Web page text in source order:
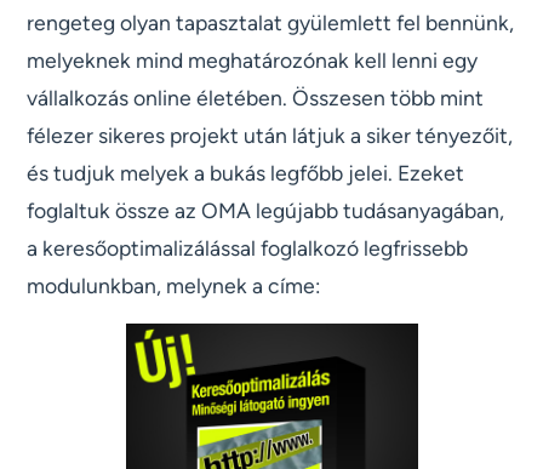
rengeteg olyan tapasztalat gyülemlett fel bennünk,
melyeknek mind meghatározónak kell lenni egy
vállalkozás online életében. Összesen több mint
félezer sikeres projekt után látjuk a siker tényezőit,
és tudjuk melyek a bukás legfőbb jelei. Ezeket
foglaltuk össze az OMA legújabb tudásanyagában,
a keresőoptimalizálással foglalkozó legfrissebb
modulunkban, melynek a címe: